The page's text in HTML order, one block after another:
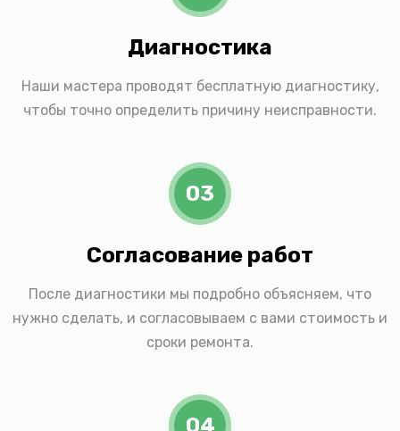
Диагностика
Наши мастера проводят бесплатную диагностику,
чтобы точно определить причину неисправности.
03
Согласование работ
После диагностики мы подробно объясняем, что
нужно сделать, и согласовываем с вами стоимость и
сроки ремонта.
04